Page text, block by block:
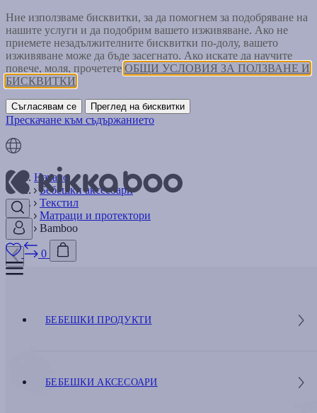
Ние използваме бисквитки, за да помогнем за подобряване на
нашите услуги и да подобрим вашето изживяване. Ако не
приемете незадължителните бисквитки по-долу, вашето
изживяване може да бъде засегнато. Ако искате да научите
повече, моля, прочетете ОБЩИ УСЛОВИЯ ЗА ПОЛЗВАНЕ И
БИСКВИТКИ
Съгласявам се Преглед на бисквитки
Прескачане към съдържанието
0
БЕБЕШКИ ПРОДУКТИ
БЕБЕШКИ АКСЕСОАРИ
Начало
Бебешки аксесоари
Текстил
Матраци и протектори
Bamboo